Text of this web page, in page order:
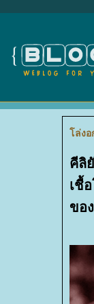
ล่งอ
คีลิ
เชื้
ของ